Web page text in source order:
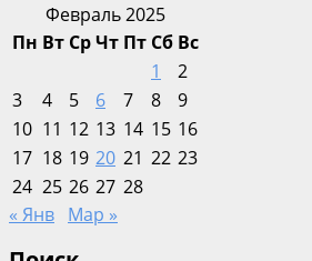
Февраль 2025
Пн Вт СрЧт Пт Сб Вс
1
2
3
4 5 6 7 8
9
10 11 12 13 14 15 16
17 18 19 20 21 22 23
24 25 26 27 28
« Янв Мар »